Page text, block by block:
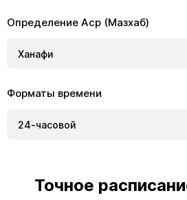
Определение Аср (Мазхаб)
Форматы времени
Точное